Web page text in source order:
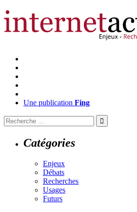
Une publication Fing
Catégories
Enjeux
Débats
Recherches
Usages
Futurs